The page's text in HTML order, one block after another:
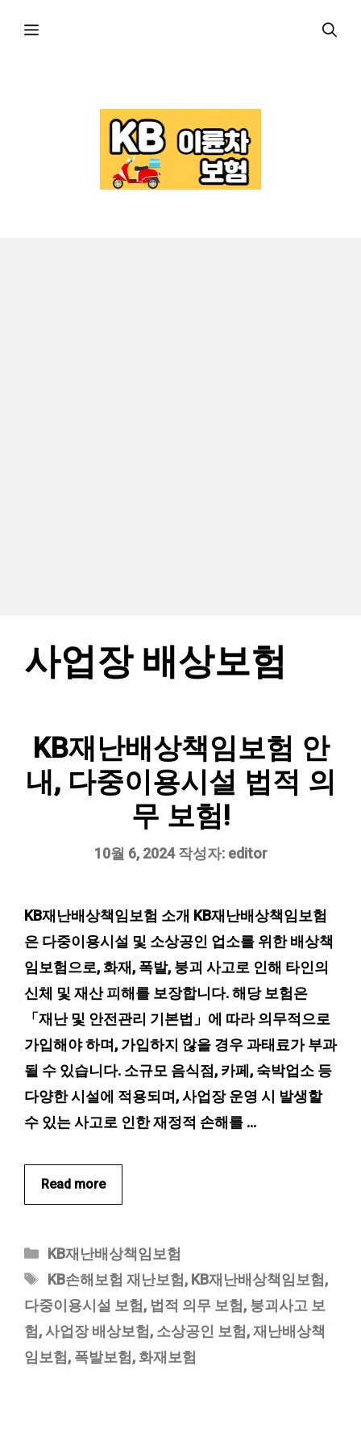
메
사업장 배상보험
KB재난배상책임보험 안
내, 다중이용시설 법적 의
무 보험!
10월 6, 2024 작성자: editor
KB재난배상책임보험 소개 KB재난배상책임보험
은 다중이용시설 및 소상공인 업소를 위한 배상책
임보험으로, 화재, 폭발, 붕괴 사고로 인해 타인의
신체 및 재산 피해를 보장합니다. 해당 보험은
「재난 및 안전관리 기본법」에 따라 의무적으로
가입해야 하며, 가입하지 않을 경우 과태료가 부과
될 수 있습니다. 소규모 음식점, 카페, 숙박업소 등
다양한 시설에 적용되며, 사업장 운영 시 발생할
수 있는 사고로 인한 재정적 손해를 …
Read more
카
테
리
KB재난배상책임보험
태
그
KB손해보험 재난보험 , KB재난배상책임보험 ,
다중이용시설 보험 , 법적 의무 보험 , 붕괴사고 보
험 ,사업장 배상보험 , 소상공인 보험 ,재난배상책
임보험 , 폭발보험 , 화재보험